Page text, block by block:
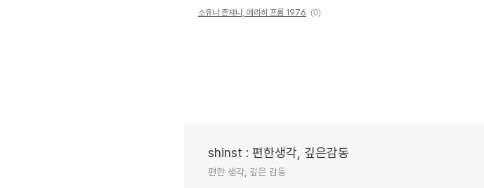
소유냐 존재냐, 에리히 프롬 1976 (0)
shinst : 편한생각, 깊은감동
편한 생각, 깊은 감동